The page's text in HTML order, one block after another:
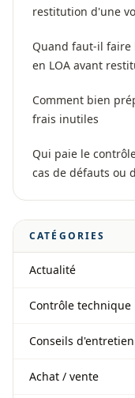
restitution d'une
Quand faut-il
en LOA avant
Comment bien
frais inutiles
Qui paie le
cas de défauts ou
CATÉGORIES
Actualité
Contrôle technique
Conseils d'entretien
Achat / vente